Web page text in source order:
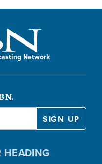
Network
HEADING